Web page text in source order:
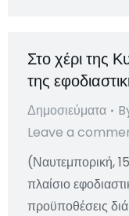
Στο χέρι της
της
Δημοσιεύματα
Leave a
(Ναυτεμπορική,
πλαίσιο
προϋποθέσεις